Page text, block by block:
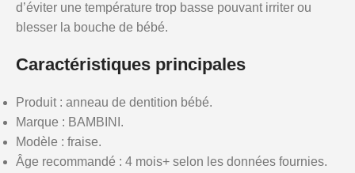
d’éviter une température trop basse pouvant irriter ou
blesser la bouche de bébé.
Caractéristiques principales
Produit : anneau de dentition bébé.
Marque : BAMBINI.
Modèle : fraise.
Âge recommandé : 4 mois+ selon les données fournies.